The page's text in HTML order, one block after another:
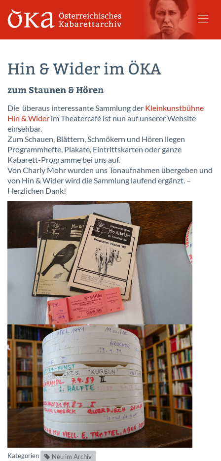
Hin & Wider im ÖKA
zum Staunen & Hören
Die überaus interessante Sammlung der Kleinkunstbühne
Hin & Wider im Theatercafé ist nun auf unserer Website
einsehbar.
Zum Schauen, Blättern, Schmökern und Hören liegen
Programmhefte, Plakate, Eintrittskarten oder ganze
Kabarett-Programme bei uns auf.
Von Charly Mohr wurden uns Tonaufnahmen übergeben und
von Hin & Wider wird die Sammlung laufend ergänzt. –
Herzlichen Dank!
Kategorien Neu im Archiv